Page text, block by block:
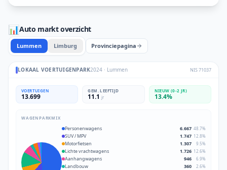
📊Auto markt overzicht
Lummen Limburg Provinciepagina
LOKAAL VOERTUIGENPARK2024 · Lummen NIS71037
VOERTUIGEN
13.699
GEM. LEEFTIJD
11.1 jr
NIEUW (0-2 JR)
13.4%
WAGENPARKMIX
Personenwagens 6.667 48.7%
SUV / MPV 1.747 12.8%
Motorfietsen 1.307 9.5%
Lichte vrachtwagens 1.726 12.6%
Aanhangwagens 946 6.9%
Landbouw 360 2.6%